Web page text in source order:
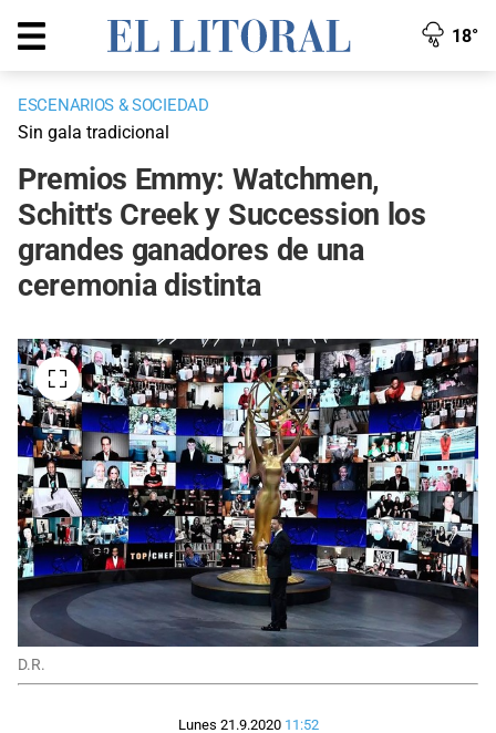
18°
ESCENARIOS & SOCIEDAD
Sin gala tradicional
Premios Emmy: Watchmen,
Schitt's Creek y Succession los
grandes ganadores de una
ceremonia distinta
D.R.
Lunes 21.9.2020 11:52